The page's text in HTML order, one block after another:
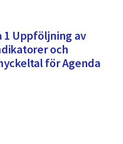
för
att
välja
något
1 Uppföljning av
och
för Agenda